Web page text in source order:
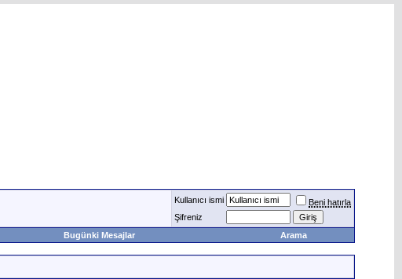
Kullanıcı ismi
Beni hatırla
Şifreniz
Bugünki Mesajlar Arama